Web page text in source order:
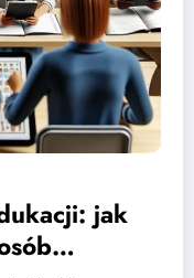
jak